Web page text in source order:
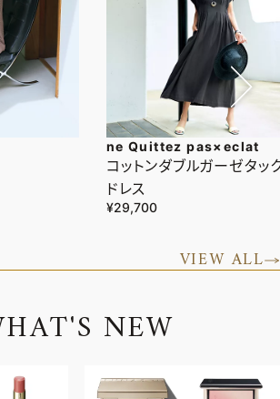
ne Quittez pas×eclat
コットンダブルガーゼタッ
ドレス
¥29,700
VIEW ALL
HAT'S NEW